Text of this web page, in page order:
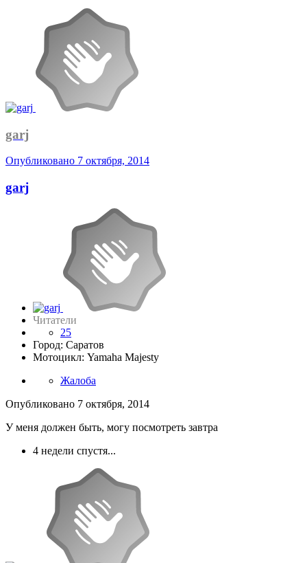
garj
Опубликовано 7 октября, 2014
garj
Читатели
25
Город: Саратов
Мотоцикл: Yamaha Majesty
Жалоба
Опубликовано 7 октября, 2014
У меня должен быть, могу посмотреть завтра
4 недели спустя...